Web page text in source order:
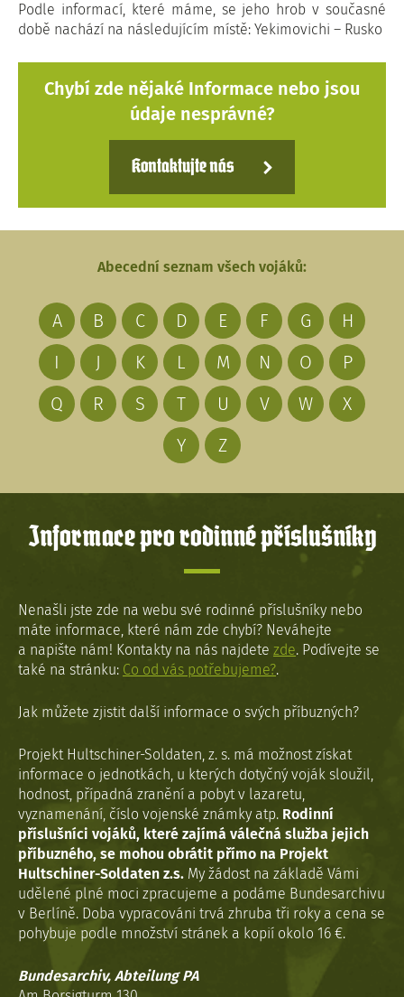
Podle informací, které máme, se jeho hrob v současné
době nachází na následujícím místě: Yekimovichi – Rusko
Chybí zde nějaké Informace nebo jsou
údaje nesprávné?
Kontaktujte nás
Abecední seznam všech vojáků:
A B C D E F G
H
I
J K L M N O
P
Q
R S T U V W
X
Y
Z
Informace pro rodinné příslušníky
Nenašli jste zde na webu své rodinné příslušníky nebo
máte informace, které nám zde chybí? Neváhejte
a napište nám! Kontakty na nás najdete zde. Podívejte se
také na stránku: Co od vás potřebujeme?.
Jak můžete zjistit další informace o svých příbuzných?
Projekt Hultschiner-Soldaten, z. s. má možnost získat
informace o jednotkách, u kterých dotyčný voják sloužil,
hodnost, případná zranění a pobyt v lazaretu,
vyznamenání, číslo vojenské známky atp. Rodinní
příslušníci vojáků, které zajímá válečná služba jejich
příbuzného, se mohou obrátit přímo na Projekt
Hultschiner-Soldaten z.s. My žádost na základě Vámi
udělené plné moci zpracujeme a podáme Bundesarchivu
v Berlíně. Doba vypracováni trvá zhruba tři roky a cena se
pohybuje podle množství stránek a kopií okolo 16 €.
Bundesarchiv, Abteilung PA